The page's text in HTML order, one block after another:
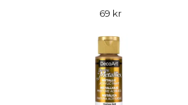
69 kr